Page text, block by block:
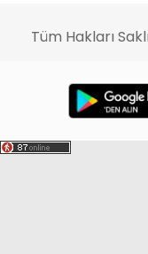
Tüm Hakları